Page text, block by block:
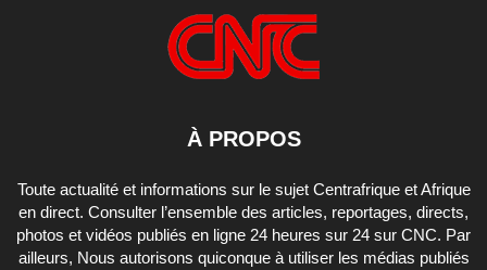
À PROPOS
Toute actualité et informations sur le sujet Centrafrique et Afrique
en direct. Consulter l’ensemble des articles, reportages, directs,
photos et vidéos publiés en ligne 24 heures sur 24 sur CNC. Par
ailleurs, Nous autorisons quiconque à utiliser les médias publiés